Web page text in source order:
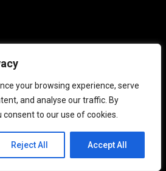
your browsing experience, serve
and analyse our traffic. By
consent to our use of cookies.
Reject All Accept All